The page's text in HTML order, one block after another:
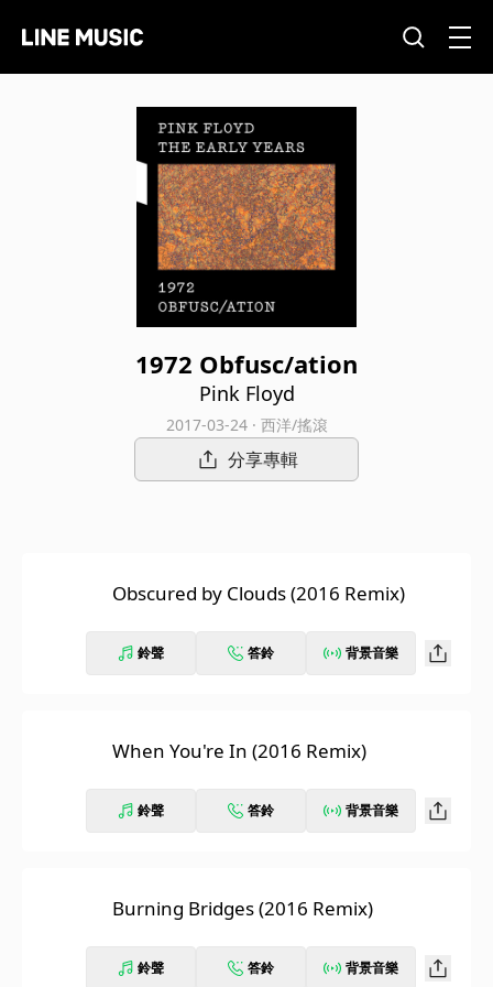
1972 Obfusc/ation
Pink Floyd
2017-03-24 · 西洋/搖滾
分享專輯
Obscured by Clouds (2016 Remix)
鈴聲 答鈴 背景音樂
When You're In (2016 Remix)
鈴聲 答鈴 背景音樂
Burning Bridges (2016 Remix)
鈴聲 答鈴 背景音樂